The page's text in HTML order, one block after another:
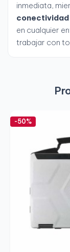
inmediata,
en cualquier
trabajar con
-50%